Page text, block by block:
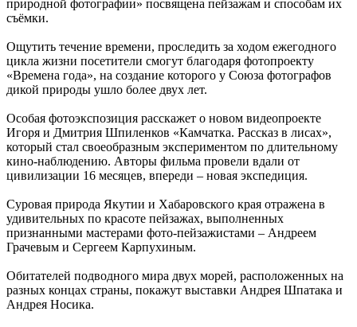
природной фотографии» посвящена пейзажам и способам их
съёмки.
Ощутить течение времени, проследить за ходом ежегодного
цикла жизни посетители смогут благодаря фотопроекту
«Времена года», на создание которого у Союза фотографов
дикой природы ушло более двух лет.
Особая фотоэкспозиция расскажет о новом видеопроекте
Игоря и Дмитрия Шпиленков «Камчатка. Рассказ в лисах»,
который стал своеобразным экспериментом по длительному
кино-наблюдению. Авторы фильма провели вдали от
цивилизации 16 месяцев, впереди – новая экспедиция.
Суровая природа Якутии и Хабаровского края отражена в
удивительных по красоте пейзажах, выполненных
признанными мастерами фото-пейзажистами – Андреем
Грачевым и Сергеем Карпухиным.
Обитателей подводного мира двух морей, расположенных на
разных концах страны, покажут выставки Андрея Шпатака и
Андрея Носика.